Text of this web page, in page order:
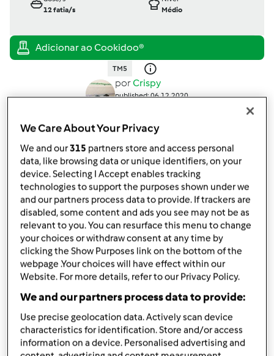
12fatia/s
Médio
TM5
porCrispy
published: 06.12.2020
Adicionar às minhas coleções
Partilhar receita
Criar uma variante
Ingredientes
Ranadas
1000gleite
120gaçúcar
1limão,1 casca
1paucanela
We Care About Your Privacy
We and our315 partners store and access personal
data, like browsing data or unique identifiers, on your
device. Selecting I Accept enables tracking
technologies to support the purposes shown under we
and our partners process data to provide. If trackers are
disabled, some content and ads you see may not be as
relevant to you. You can resurface this menu to change
your choices or withdraw consent at any time by
clicking the Show Purposes link on the bottom of the
webpage .Your choices will have effect within our
Website. For more details, refer to our Privacy Policy.
We and our partners process data to provide:
Use precise geolocation data. Actively scan device
characteristics for identification. Store and/or access
information on a device. Personalised advertising and